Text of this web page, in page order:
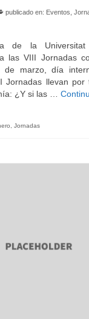
publicado en: Eventos
de la Universitat
las VIII Jornadas
de marzo, día
Jornadas llevan por
¿Y si las …
Jornadas